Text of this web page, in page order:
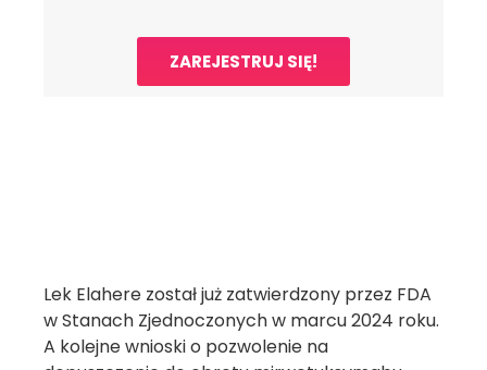
ZAREJESTRUJ SIĘ!
Lek Elahere został już zatwierdzony przez FDA
w Stanach Zjednoczonych w marcu 2024 roku.
A kolejne wnioski o pozwolenie na